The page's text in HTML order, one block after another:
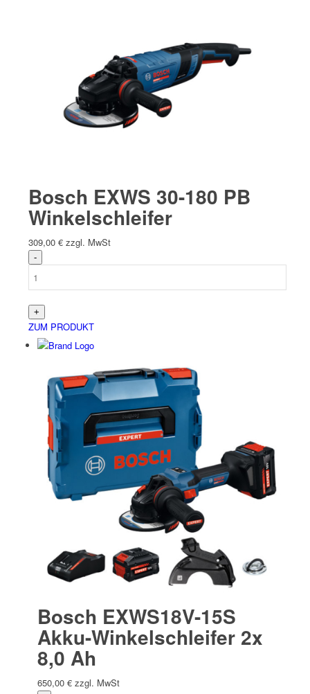
Bosch EXWS 30-180 PB
Winkelschleifer
309,00 € zzgl. MwSt
ZUM PRODUKT
Bosch EXWS18V-15S
Akku-Winkelschleifer 2x
8,0 Ah
650,00 € zzgl. MwSt